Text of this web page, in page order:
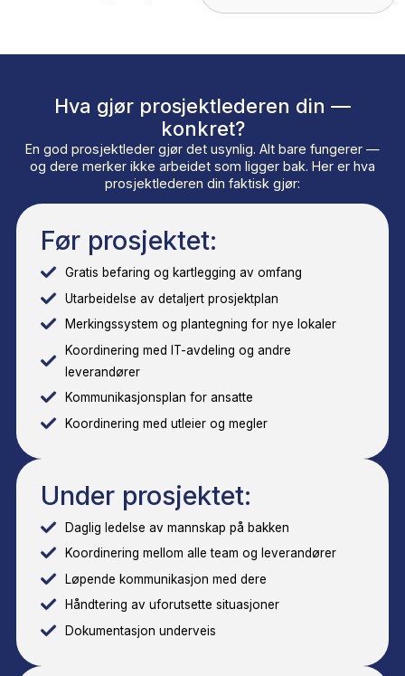
Én kontaktperson
som kjenner hele
prosjektet.
Opp til 100
personer
Full kapasitet for
de største
oppdragene i Oslo.
Null driftsstans
Vi gjennomfører på
kveld og helg —
dere er operative
mandag morgen.
Hva gjør prosjektlederen din —
konkret?
En god prosjektleder gjør det usynlig. Alt bare
og dere merker ikke arbeidet som ligger bak. Her er
prosjektlederen din faktisk gjør: